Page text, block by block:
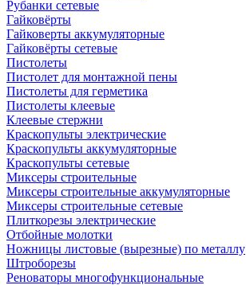
Рубанки сетевые
Гайковёрты
Гайковерты аккумуляторные
Гайковёрты сетевые
Пистолеты
Пистолет для монтажной пены
Пистолеты для герметика
Пистолеты клеевые
Клеевые стержни
Краскопульты электрические
Краскопульты аккумуляторные
Краскопульты сетевые
Миксеры строительные
Миксеры строительные аккумуляторные
Миксеры строительные сетевые
Плиткорезы электрические
Отбойные молотки
Ножницы листовые (вырезные) по металлу
Штроборезы
Реноваторы многофункциональные